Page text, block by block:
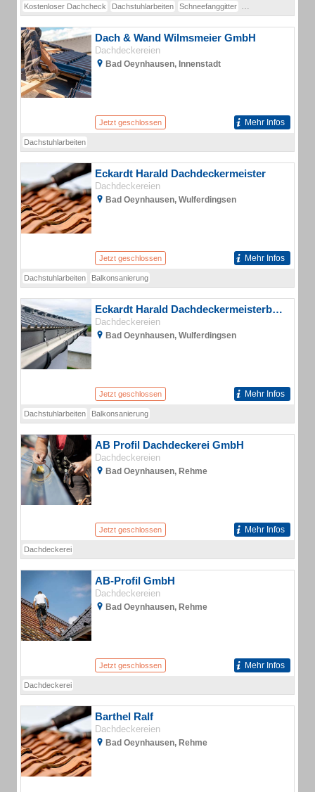
Kostenloser Dachcheck Dachstuhlarbeiten Schneefanggitter
Dach & Wand Wilmsmeier GmbH
Dachdeckereien
Bad Oeynhausen, Innenstadt
Jetzt geschlossen Mehr Infos
Dachstuhlarbeiten
Eckardt Harald Dachdeckermeister
Dachdeckereien
Bad Oeynhausen, Wulferdingsen
Jetzt geschlossen Mehr Infos
Dachstuhlarbeiten Balkonsanierung
Eckardt Harald Dachdeckermeisterbetrieb
Dachdeckereien
Bad Oeynhausen, Wulferdingsen
Jetzt geschlossen Mehr Infos
Dachstuhlarbeiten Balkonsanierung
AB Profil Dachdeckerei GmbH
Dachdeckereien
Bad Oeynhausen, Rehme
Jetzt geschlossen Mehr Infos
Dachdeckerei
AB-Profil GmbH
Dachdeckereien
Bad Oeynhausen, Rehme
Jetzt geschlossen Mehr Infos
Dachdeckerei
Barthel Ralf
Dachdeckereien
Bad Oeynhausen, Rehme